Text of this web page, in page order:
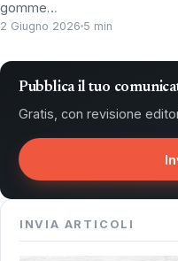
gomme…
2 Giugno 2026 5 min
Pubblica il tuo
Gratis, con revisione
INVIA ARTICOLI